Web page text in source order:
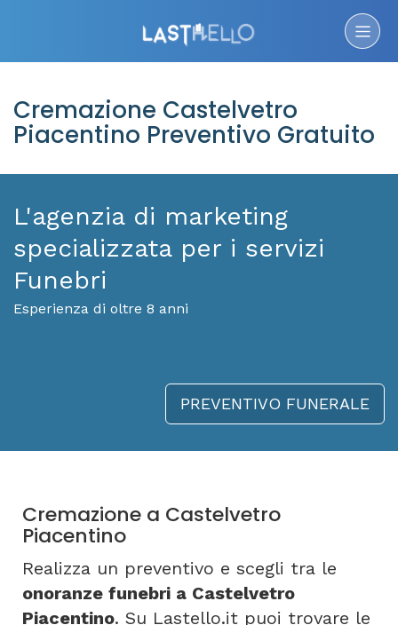
Cremazione Castelvetro
Piacentino Preventivo Gratuito
L'agenzia di marketing
specializzata per i servizi
Funebri
Esperienza di oltre 8 anni
PREVENTIVO FUNERALE
Cremazione a Castelvetro
Piacentino
Realizza un preventivo e scegli tra le
onoranze funebri a Castelvetro
Piacentino. Su Lastello.it puoi trovare le